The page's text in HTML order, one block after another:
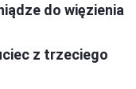
do więzienia
z trzeciego